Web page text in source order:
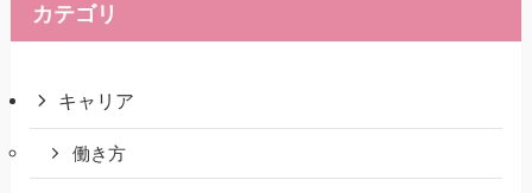
カテゴリ
キャリア
働き方